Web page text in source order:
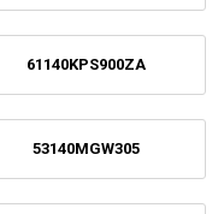
61140KPS900ZA
53140MGW305